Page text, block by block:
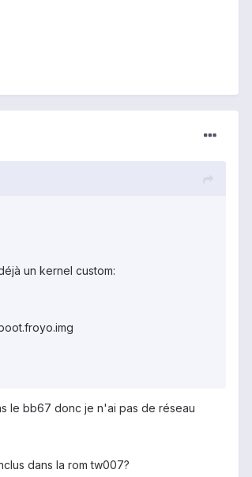
un kernel custom:
le bb67 donc je n'ai pas de réseau
dans la rom tw007?